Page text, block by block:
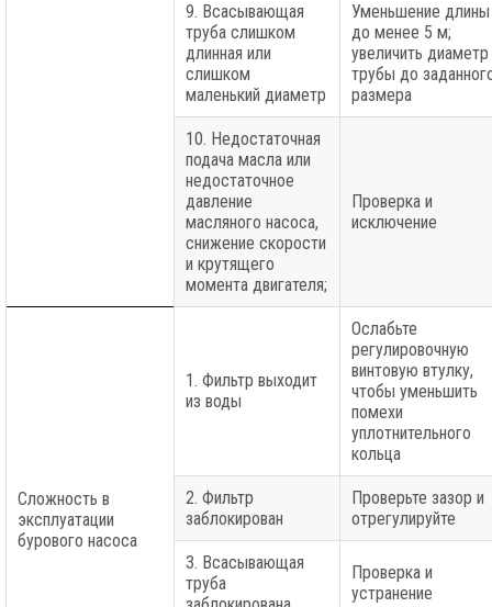
9. Всасывающая
труба слишком
длинная или
слишком
маленький диаметр
Уменьшение длины
до менее 5 м;
увеличить диаметр
трубы до
размера
10. Недостаточная
подача масла или
недостаточное
давление
масляного насоса,
снижение скорости
и крутящего
момента двигателя;
Проверка и
исключение
Сложность в
эксплуатации
бурового насоса
1. Фильтр выходит
из воды
Ослабьте
регулировочную
винтовую втулку,
чтобы уменьшить
помехи
уплотнительного
кольца
2. Фильтр
заблокирован
Проверьте зазор и
отрегулируйте
3. Всасывающая
труба
Проверка и
устранение